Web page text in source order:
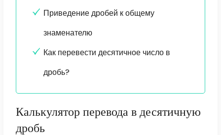
Приведение дробей к общему
знаменателю
Как перевести десятичное число в
дробь?
Калькулятор перевода в десятичную
дробь